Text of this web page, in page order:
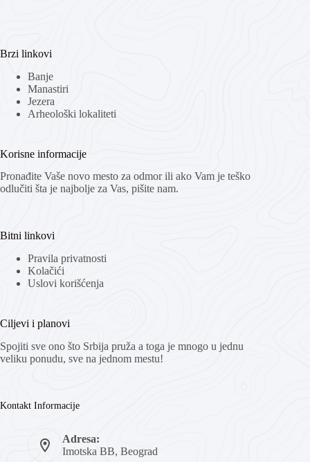
Brzi linkovi
Banje
Manastiri
Jezera
Arheološki lokaliteti
Korisne informacije
Pronađite Vaše novo mesto za odmor ili ako Vam je teško
odlučiti šta je najbolje za Vas, pišite nam.
Bitni linkovi
Pravila privatnosti
Kolačići
Uslovi korišćenja
Ciljevi i planovi
Spojiti sve ono što Srbija pruža a toga je mnogo u jednu
veliku ponudu, sve na jednom mestu!
Kontakt Informacije
Adresa:
Imotska BB, Beograd